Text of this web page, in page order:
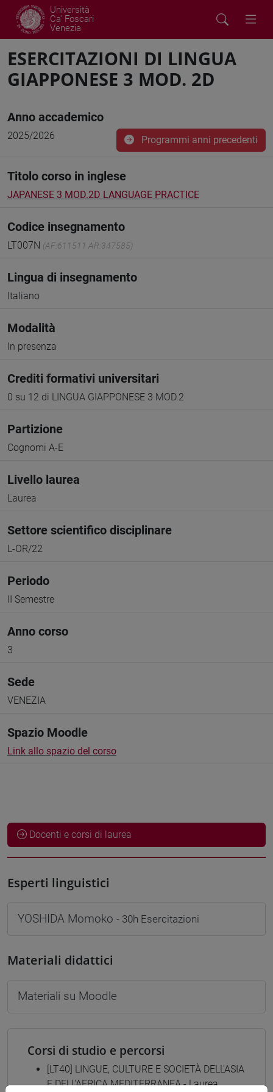
Università
Ca' Foscari
Venezia
ESERCITAZIONI DI LINGUA
GIAPPONESE 3 MOD. 2D
Anno accademico
2025/2026 Programmi anni precedenti
Titolo corso in inglese
JAPANESE 3 MOD.2D LANGUAGE PRACTICE
Codice insegnamento
LT007N (AF:611511 AR:347585)
Lingua di insegnamento
Italiano
Modalità
In presenza
Crediti formativi universitari
0 su 12 di LINGUA GIAPPONESE 3 MOD.2
Partizione
Cognomi A-E
Livello laurea
Laurea
Settore scientifico disciplinare
L-OR/22
Periodo
II Semestre
Anno corso
3
Sede
VENEZIA
Spazio Moodle
Link allo spazio del corso
Docenti e corsi di laurea
Esperti linguistici
YOSHIDA Momoko - 30h Esercitazioni
Materiali didattici
Materiali su Moodle
Corsi di studio e percorsi
[LT40] LINGUE, CULTURE E SOCIETÀ DELL'ASIA
E DELL'AFRICA MEDITERRANEA - Laurea